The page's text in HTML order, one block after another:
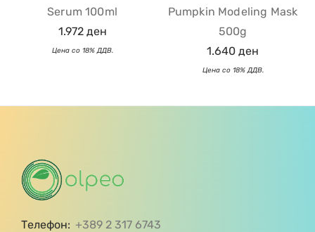
Serum 100ml
1.972 ден
Pumpkin Modeling Mask
500g
1.640 ден
Телефон: +389 2 317 6743